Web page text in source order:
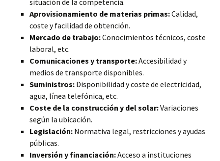
situación de la competencia.
Aprovisionamiento de materias primas:Calidad,
coste y facilidad de obtención.
Mercado de trabajo:Conocimientos técnicos, coste
laboral, etc.
Comunicaciones y transporte:Accesibilidad y
medios de transporte disponibles.
Suministros: Disponibilidad y coste de electricidad,
agua, línea telefónica, etc.
Coste de la construcción y del solar:Variaciones
según la ubicación.
Legislación: Normativa legal, restricciones y ayudas
públicas.
Inversión y financiación:Acceso a instituciones